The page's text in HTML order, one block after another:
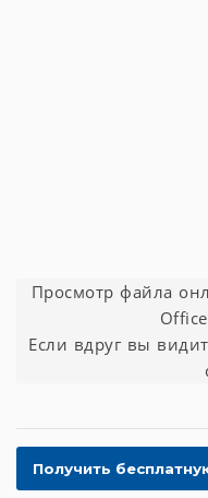
Просмотр файла
Если вдруг вы